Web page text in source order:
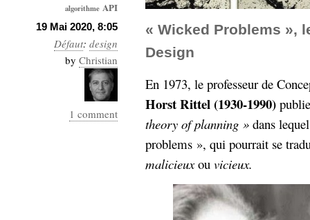
19 Mai 2020, 8:05
Défaut: design
by Christian
1 comment
« Wicked Problems »,
Design
En 1973, le professeur de
Horst Rittel (1930-1990)
theory of planning » dans
problems », qui pourrait se
malicieuxou vicieux.
algorithme API
Architecture
Ars-
Industrialis
business_model
cinéma